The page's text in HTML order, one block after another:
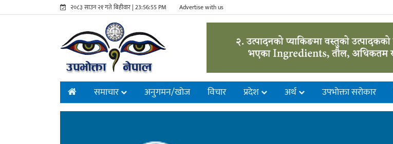
२०८३ साउन २१ गते बिहीवार | 23:56:57 PM Advertise with us
समाचार अनुगमन/खाेज विचार प्रदेश अर्थ उपभाेक्ता सरोकार